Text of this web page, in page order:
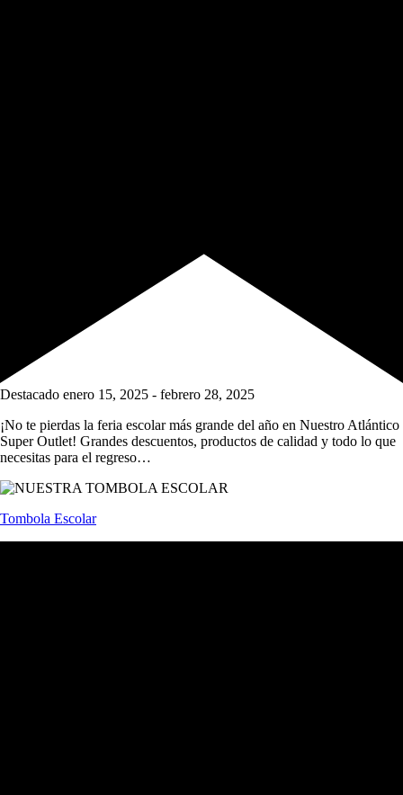
Destacado enero 15, 2025 - febrero 28, 2025
¡No te pierdas la feria escolar más grande del año en Nuestro Atlántico
Super Outlet! Grandes descuentos, productos de calidad y todo lo que
necesitas para el regreso…
Tombola Escolar